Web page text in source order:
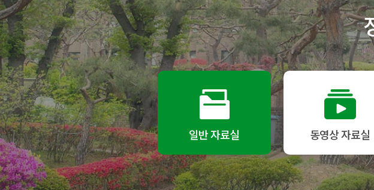
복지관 사업안내
복합시설 사업안내
채용공고
노틀담 사진
언론 속 복지
일반 자료실 동영상 자료실